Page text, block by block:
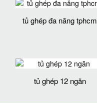
tủ ghép đa năng tphcm
tủ ghép 12 ngăn